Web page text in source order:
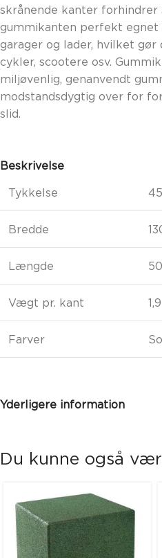
skrånende kanter forhindrer
gummikanten perfekt
garager og lader, hvilket
cykler, scootere osv.
miljøvenlig, genanvendt
modstandsdygtig over for
slid.
Beskrivelse
Tykkelse
Bredde
Længde
Vægt pr. kant
Farver
Yderligere information
Du kunne også